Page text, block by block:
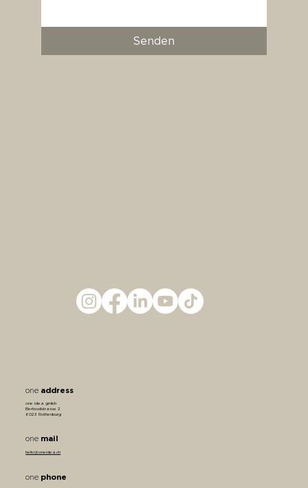
Senden
one mail
one address
one idea gmbh
Bertiswilstrasse 2
6023 Rothenburg
hello@oneidea.ch
one phone